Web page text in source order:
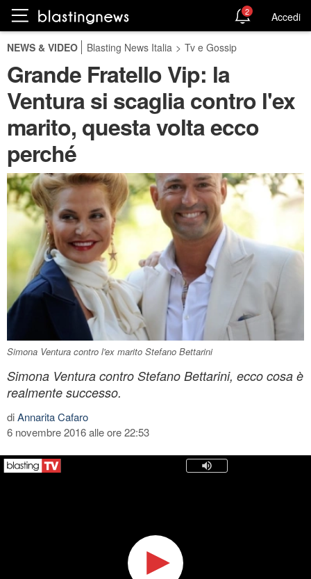
2 Accedi
NEWS & VIDEO Blasting News Italia > Tv e Gossip
Grande Fratello Vip: la
Ventura si scaglia contro l'ex
marito, questa volta ecco
perché
Simona Ventura contro l'ex marito Stefano Bettarini
Simona Ventura contro Stefano Bettarini, ecco cosa è
realmente successo.
diAnnarita Cafaro
6 novembre 2016 alle ore 22:53